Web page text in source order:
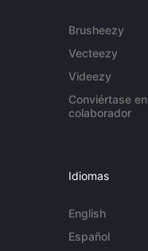
Brusheezy
Vecteezy
Videezy
Conviértase en
colaborador
Idiomas
English
Español